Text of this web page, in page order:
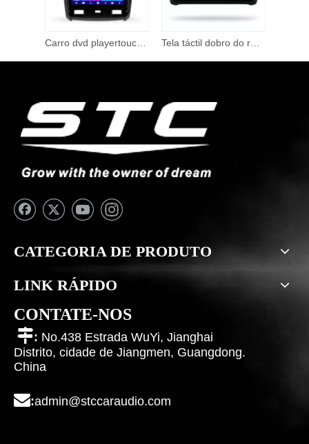
CATEGORIA DE PRODUTO
LINK RÁPIDO
CONTATE-NOS
: No.438 Estrada WuYi, Jianghai
Distrito, cidade de Jiangmen, Guangdong.
China
:admin@stccaraudio.com